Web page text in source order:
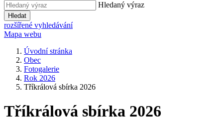
Hledaný výraz
Hledat
rozšířené vyhledávání
Mapa webu
Úvodní stránka
Obec
Fotogalerie
Rok 2026
Tříkrálová sbírka 2026
Tříkrálová sbírka 2026